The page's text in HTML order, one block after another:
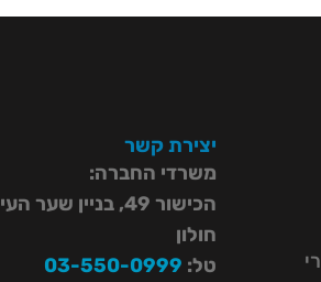
יצירת קשר
משרדי החברה:
הכישור 49, בניין שער
חולון
טל: 03-550-0999